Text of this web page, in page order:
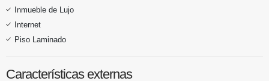
Inmueble de Lujo
Internet
Piso Laminado
Características externas